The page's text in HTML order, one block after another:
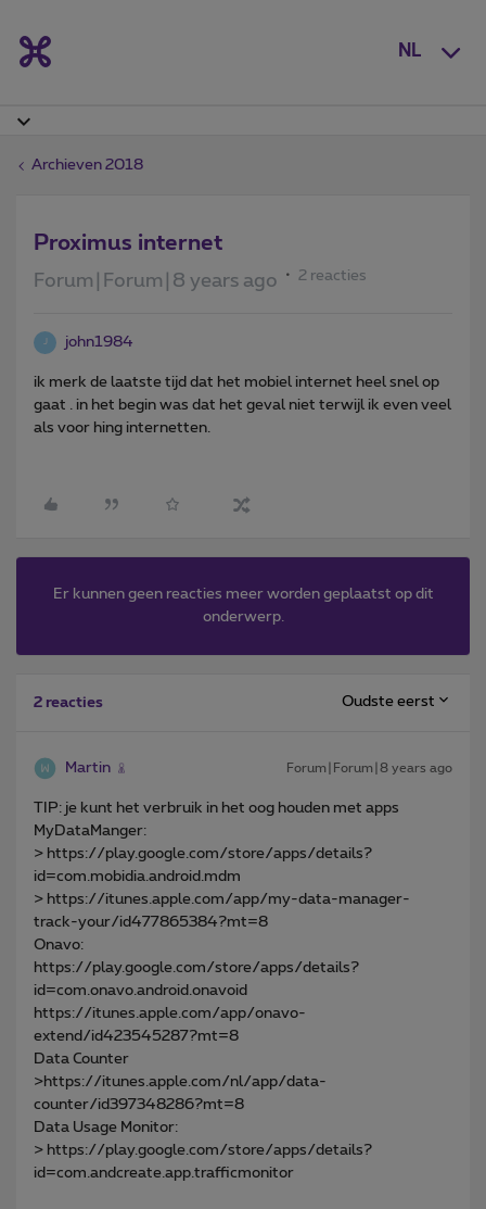
NL
Archieven 2018
Proximus internet
Forum|Forum|8 years ago 2 reacties
J john1984
ik merk de laatste tijd dat het mobiel internet heel snel op
gaat . in het begin was dat het geval niet terwijl ik even veel
als voor hing internetten.
Er kunnen geen reacties meer worden geplaatst op dit
onderwerp.
2 reacties Oudste eerst
Martin Forum|Forum|8 years ago
TIP: je kunt het verbruik in het oog houden met apps
MyDataManger:
> https://play.google.com/store/apps/details?
id=com.mobidia.android.mdm
> https://itunes.apple.com/app/my-data-manager-
track-your/id477865384?mt=8
Onavo:
https://play.google.com/store/apps/details?
id=com.onavo.android.onavoid
https://itunes.apple.com/app/onavo-
extend/id423545287?mt=8
Data Counter
>https://itunes.apple.com/nl/app/data-
counter/id397348286?mt=8
Data Usage Monitor:
> https://play.google.com/store/apps/details?
id=com.andcreate.app.trafficmonitor